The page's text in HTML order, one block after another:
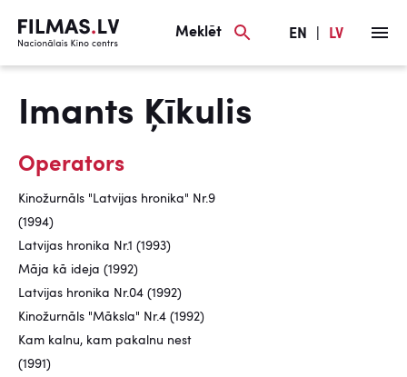
Meklēt EN LV
Imants Ķīkulis
Operators
Kinožurnāls "Latvijas hronika" Nr.9
(1994)
Latvijas hronika Nr.1 (1993)
Māja kā ideja (1992)
Latvijas hronika Nr.04 (1992)
Kinožurnāls "Māksla" Nr.4 (1992)
Kam kalnu, kam pakalnu nest
(1991)